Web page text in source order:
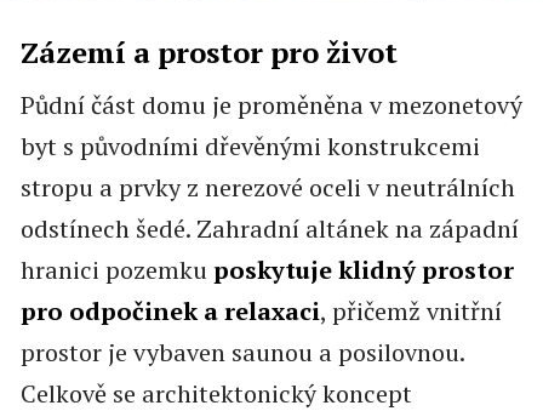
Zázemí a prostor pro život
Půdní část domu je proměněna v mezonetový
byt s původními dřevěnými konstrukcemi
stropu a prvky z nerezové oceli v neutrálních
odstínech šedé. Zahradní altánek na západní
hranici pozemkuposkytuje klidný prostor
pro odpočinek a relaxaci, přičemž vnitřní
prostor je vybaven saunou a posilovnou.
Celkově se architektonický koncept